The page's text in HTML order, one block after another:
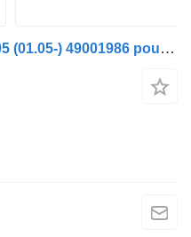
Direction assistée TRW XF105 (01.05-) 49001986 pour camion DAF XF95, XF105 (2001-2014)